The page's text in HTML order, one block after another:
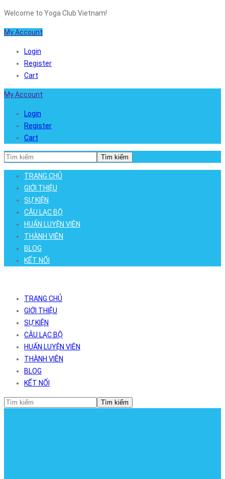
Welcome to Yoga Club Vietnam!
My Account
Login
Register
Cart
My Account
Login
Register
Cart
Tìm kiếm
TRANG CHỦ
GIỚI THIỆU
SỰ KIỆN
CÂU LẠC BỘ
HUẤN LUYỆN VIÊN
THÀNH VIÊN
BLOG
KẾT NỐI
TRANG CHỦ
GIỚI THIỆU
SỰ KIỆN
CÂU LẠC BỘ
HUẤN LUYỆN VIÊN
THÀNH VIÊN
BLOG
KẾT NỐI
Tìm kiếm